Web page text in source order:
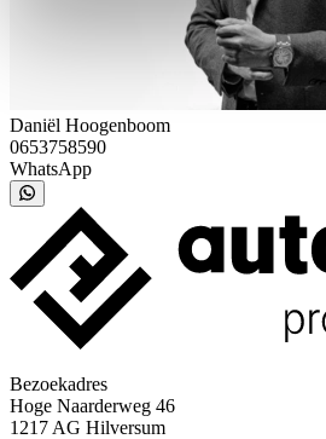
Daniël Hoogenboom
0653758590
WhatsApp
Bezoekadres
Hoge Naarderweg 46
1217 AG Hilversum